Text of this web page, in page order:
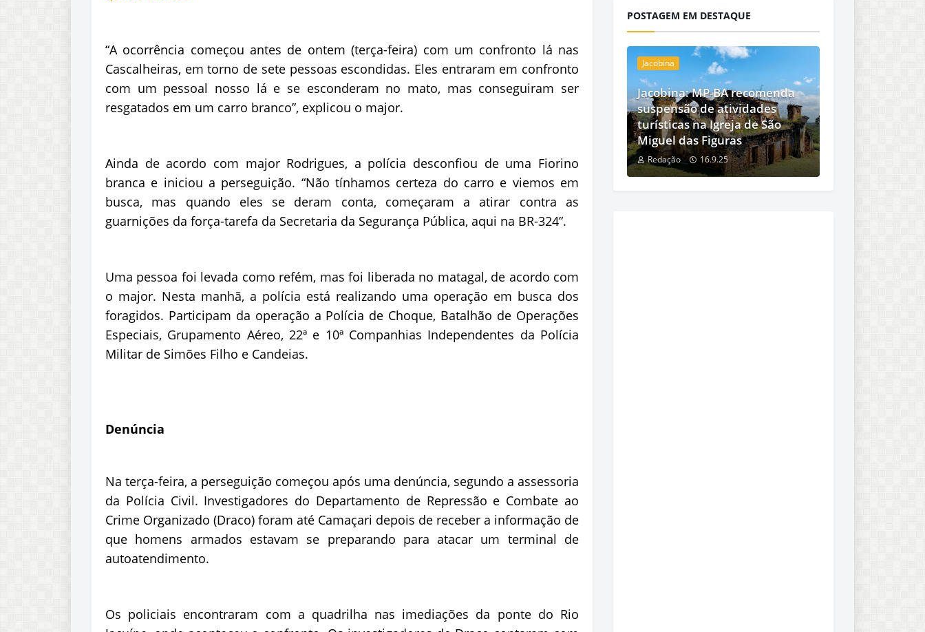
“A ocorrência começou antes de ontem (terça-feira) com um confronto lá nas
Cascalheiras, em torno de sete pessoas escondidas. Eles entraram em confronto
com um pessoal nosso lá e se esconderam no mato, mas conseguiram ser
resgatados em um carro branco”, explicou o major.
Ainda de acordo com major Rodrigues, a polícia desconfiou de uma Fiorino
branca e iniciou a perseguição. “Não tínhamos certeza do carro e viemos em
busca, mas quando eles se deram conta, começaram a atirar contra as
guarnições da força-tarefa da Secretaria da Segurança Pública, aqui na BR-324”.
Uma pessoa foi levada como refém, mas foi liberada no matagal, de acordo com
o major. Nesta manhã, a polícia está realizando uma operação em busca dos
foragidos. Participam da operação a Polícia de Choque, Batalhão de Operações
Especiais, Grupamento Aéreo, 22ª e 10ª Companhias Independentes da Polícia
Militar de Simões Filho e Candeias.
Denúncia
Na terça-feira, a perseguição começou após uma denúncia, segundo a assessoria
da Polícia Civil. Investigadores do Departamento de Repressão e Combate ao
Crime Organizado (Draco) foram até Camaçari depois de receber a informação de
que homens armados estavam se preparando para atacar um terminal de
autoatendimento.
Os policiais encontraram com a quadrilha nas imediações da ponte do Rio
POSTAGEM EM DESTAQUE
Jacobina
Jacobina: MP-BA recomenda
suspensão de atividades
turísticas na Igreja de São
Miguel das Figuras
Redação 16.9.25